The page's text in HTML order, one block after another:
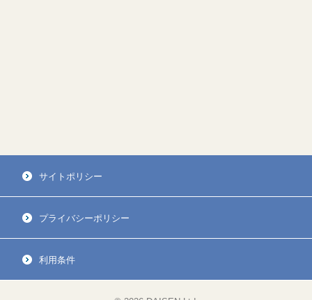
サイトポリシー
プライバシーポリシー
利用条件